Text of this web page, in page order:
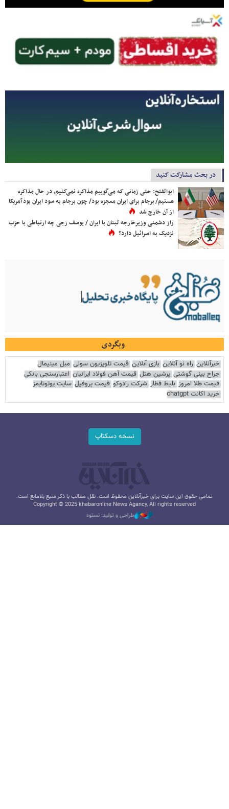
در بحث مشارکت کنید
ابوالفتح: حتی زمانی که می‌گوییم مذاکره نمی‌کنیم، در حال مذاکره
هستیم/ برجام برای ایران معجزه بود/ چون برجام به سود ایران بود آمریکا
از آن خارج شد
راز دشمنی وزیرخارجه لبنان با ایران / یوسف رجی چه ارتباطی با حزب
نزدیک به اسرائیل دارد؟
وبگردی
خبرآنلاین راه نو آنلاین بازی آنلاین قیمت تلویزیون سونی مبل مینیمال
جراح بینی گوشتی پرشین هتل قیمت آهن فولاد ایرانیان اعتبارسنجی بانکی
قیمت طلا امروز بلیط قطار شرکت رادوکو قیمت پروفیل سایت یوتوتایمز
خرید اکانت chatgpt
نسخه دسکتاپ
تمامی حقوق این سایت برای خبرآنلاین محفوظ است. نقل مطالب با ذکر منبع بلامانع است.
Copyright © 2025 khabaronline News Agancy, All rights reserved
طراحی و تولید: نستوه